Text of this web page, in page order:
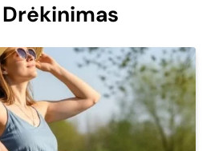
Drėkinimas